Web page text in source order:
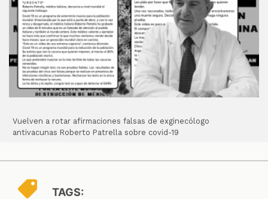
Vuelven a rotar afirmaciones falsas de exginecólogo
antivacunas Roberto Patrella sobre covid-19
TAGS: